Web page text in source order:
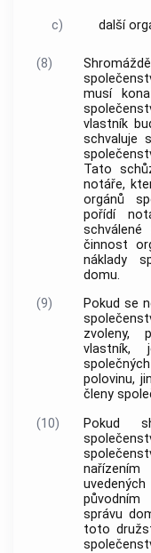
c) další
(8)
musí
vlastník
schvaluje
Tato
notáře,
orgánů
pořídí
činnost
náklady
domu.
(9)
Pokud se
zvoleny,
vlastník,
polovinu,
členy
(10)
Pokud
původním
správu
toto